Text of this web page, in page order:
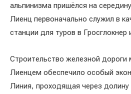
альпинизма пришёлся на
Лиенц первоначально служил в
станции для туров в Гросглокнер
Строительство железной
Лиенцем обеспечило особый
Линия, проходящая через